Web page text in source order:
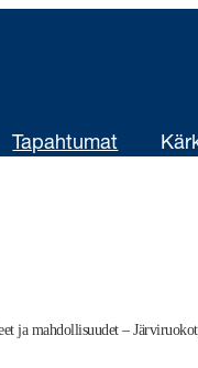
Tapahtumat
ja mahdollisuudet –